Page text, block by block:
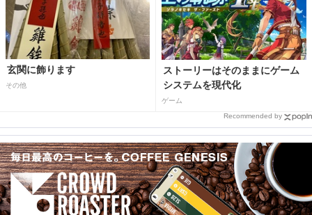
玄関に飾ります
その他
ストーリーはそのままにゲーム
システムを現代化
ゲーム
Recommended by